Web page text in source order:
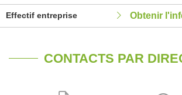
Effectif entreprise Obtenir
CONTACTS PAR